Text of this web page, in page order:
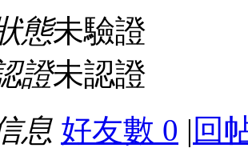
態未驗證
證未認證
息 好友數 0 | 回